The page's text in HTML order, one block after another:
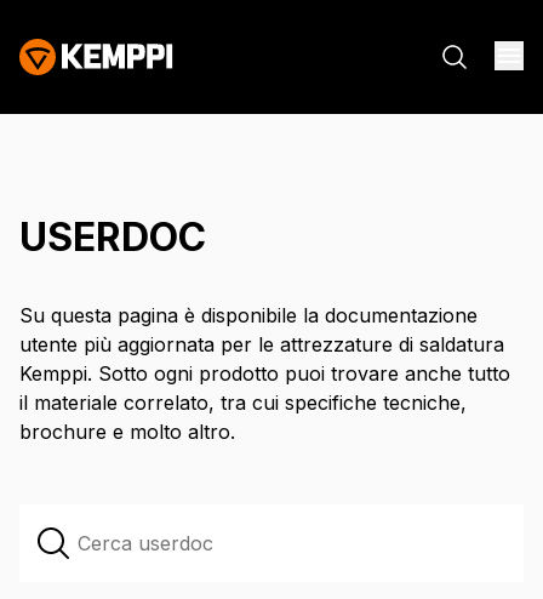
USERDOC
Su questa pagina è disponibile la documentazione
utente più aggiornata per le attrezzature di saldatura
Kemppi. Sotto ogni prodotto puoi trovare anche tutto
il materiale correlato, tra cui specifiche tecniche,
brochure e molto altro.